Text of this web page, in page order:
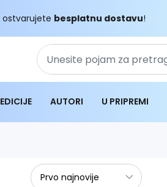
ostvarujete besplatnu dostavu!
EDICIJE AUTORI U PRIPREMI